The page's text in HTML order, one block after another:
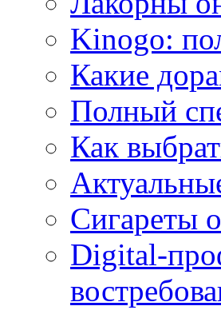
Kinogo:
Какие
Полный
Как
Сигареты
Digital-